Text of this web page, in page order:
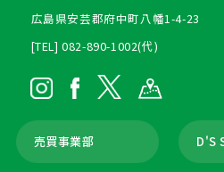
広島県安芸郡府中町八幡1-4-23
[TEL] 082-890-1002(代)
売買事業部 D'S